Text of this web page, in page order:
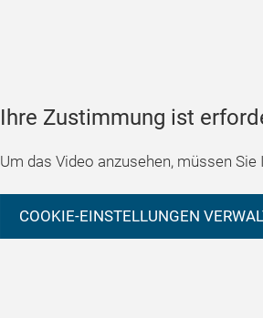
Ihre Zustimmung ist
Um das Video anzusehen, müssen
COOKIE-EINSTELLUNGEN